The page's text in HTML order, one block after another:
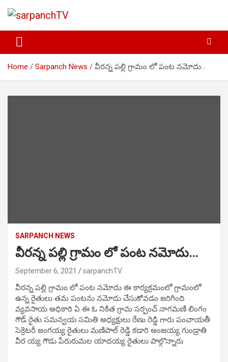
sarpanchTV
Home Sarpanch News వీరన్న పల్లి గ్రామం లో పంట నమోదు…
SARPANCH NEWS
వీరన్న పల్లి గ్రామం లో పంట నమోదు…
September 6, 2021 sarpanchTV
వీరన్న పల్లి గ్రామం లో పంట నమోదు ఈ కార్యక్రమంలో గ్రామంలో
ఉన్న రైతులు తమ పంటను నమోదు చేసుకోవడం జరిగింది
వ్యవసాయ అధికారి ఏ ఈ ఓ నికిత గ్రామ సర్పంచ్ నాగమణి లింగం
గౌడ్ రైతు సమన్వయ సమితి అధ్యక్షులు రేణు రెడ్డి గారు పంచాయతీ
సెక్రెటరీ జంగయ్య రైతులు మణిపాల్ రెడ్డి కడారి అంజయ్య గుండ్రాతి
వీర య్య గౌడు పేరురుమల యాదయ్య రైతులు పాల్గొన్నారు